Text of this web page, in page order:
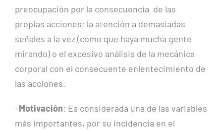
preocupación por la consecuencia de las
propias acciones; la atención a demasiadas
señales a la vez (como que haya mucha gente
mirando) o el excesivo análisis de la mecánica
corporal con el consecuente enlentecimiento de
las acciones.
–Motivación: Es considerada una de las variables
más importantes, por su incidencia en el